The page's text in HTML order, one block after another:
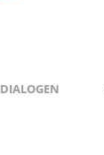
DIALOGEN